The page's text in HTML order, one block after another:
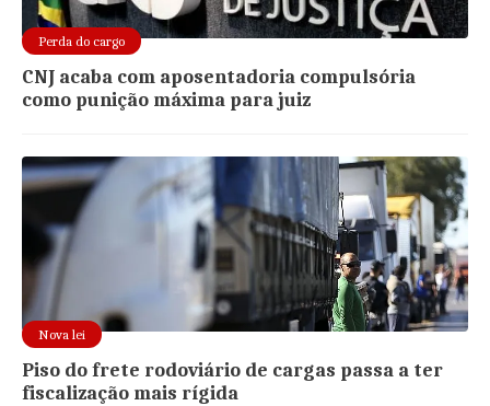
Perda do cargo
CNJ acaba com aposentadoria compulsória
como punição máxima para juiz
Nova lei
Piso do frete rodoviário de cargas passa a ter
fiscalização mais rígida